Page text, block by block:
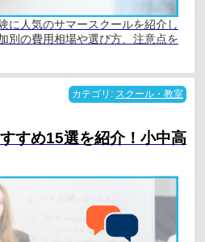
に人気のサマースクールを紹介し
別の費用相場や選び方、注意点を
カテゴリ: スクール・教室
すめ15選を紹介！小中高